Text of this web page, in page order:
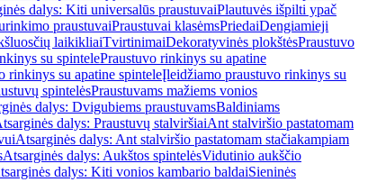
dalys: Kiti universalūs praustuvaiPlautuvės išpilti ypač
praustuvaiPraustuvai klasėmsPriedaiDengiamieji
laikikliaiTvirtinimaiDekoratyvinės plokštėsPraustuvo
su spintelePraustuvo rinkinys su apatine
rinkinys su apatine spinteleĮleidžiamo praustuvo rinkinys su
spintelėsPraustuvams mažiems vonios
dalys: Dvigubiems praustuvamsBaldiniams
dalys: Praustuvų stalviršiaiAnt stalviršio pastatomam
Atsarginės dalys: Ant stalviršio pastatomam stačiakampiam
Atsarginės dalys: Aukštos spintelėsVidutinio aukščio
dalys: Kiti vonios kambario baldaiSieninės